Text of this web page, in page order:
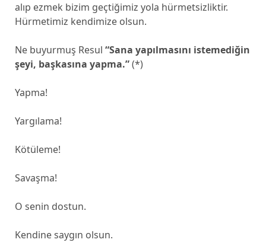
alıp ezmek bizim geçtiğimiz yola hürmetsizliktir.
Hürmetimiz kendimize olsun.
Ne buyurmuş Resul “Sana yapılmasını istemediğin
şeyi, başkasına yapma.”(*)
Yapma!
Yargılama!
Kötüleme!
Savaşma!
O senin dostun.
Kendine saygın olsun.